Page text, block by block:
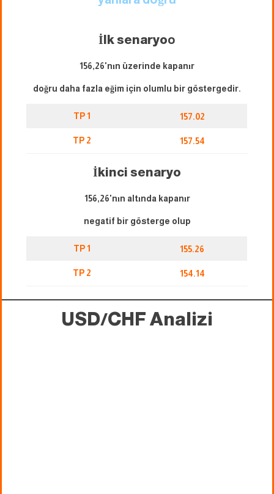
İlk senaryoo
156,26'nın üzerinde kapanır
doğru daha fazla eğim için olumlu bir göstergedir.
TP 1 157.02
TP 2 157.54
İkinci senaryo
156,26'nın altında kapanır
negatif bir gösterge olup
TP 1 155.26
TP 2 154.14
USD/CHF Analizi